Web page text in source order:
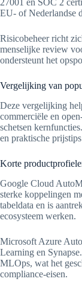
27001 en SOC 2
EU- of Nederlandse
Risicobeheer richt
menselijke review
ondersteunt het
Vergelijking van
Deze vergelijking
commerciële en
schetsen
en praktische
Korte
Google Cloud
sterke koppelingen
tabeldata en is
ecosysteem werken.
Microsoft Azure
Learning en
MLOps, wat het
compliance-eisen.